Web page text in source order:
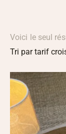
Voici le seul